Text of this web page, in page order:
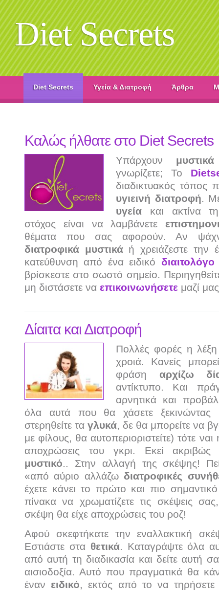
Diet Secrets
Diet Secrets Υγεία & Διατροφή Άρθρα
Καλώς ήλθατε στο Diet Secrets
Υπάρχουν μυστικά
γνωρίζετε; Το
διαδικτυακός τόπος
υγιεινή διατροφή.
υγεία και ακτίνα
στόχος είναι να λαμβάνετε
θέματα που σας αφορούν. Αν
διατροφικά μυστικάή χρειάζεστε την
κατεύθυνση από ένα ειδικό
βρίσκεστε στο σωστό σημείο.
μη διστάσετε να επικοινωνήσετε μαζί
Δίαιτα και Διατροφή
Πολλές φορές η
χροιά. Κανείς
φράση αρχίζω
αντίκτυπο. Και
αρνητικά και
όλα αυτά που θα χάσετε
στερηθείτε τα γλυκά, δε θα μπορείτε να
με φίλους, θα αυτοπεριοριστείτε) τότε
αποχρώσεις του γκρι. Εκεί
μυστικό.. Στην αλλαγή της σκέψης!
«από αύριο αλλάζω διατροφικές
έχετε κάνει το πρώτο και πιο
πίνακα να χρωματίζετε τις σκέψεις
σκέψη θα είχε αποχρώσεις του ροζ!
Αφού σκεφτήκατε την εναλλακτική
Εστιάστε στα θετικά. Καταγράψτε όλα
από αυτή τη διαδικασία και δείτε αυτή
αισιοδοξία. Αυτό που πραγματικά θα
έναν ειδικό, εκτός από το να